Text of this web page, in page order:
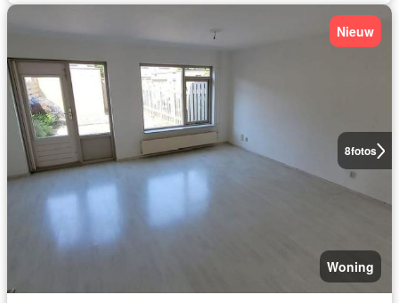
8fotos
Nieuw
Woning